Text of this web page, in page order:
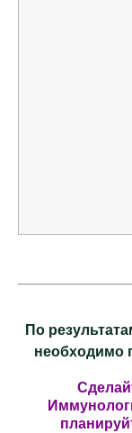
По
необходимо